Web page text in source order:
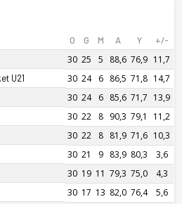
O G M A Y +/-
30 25 5 88,6 76,9 11,7
U21 30 24 6 86,5 71,8 14,7
30 24 6 85,6 71,7 13,9
30 22 8 90,3 79,1 11,2
30 22 8 81,9 71,6 10,3
30 21 9 83,9 80,3 3,6
30 19 11 79,3 75,0 4,3
30 17 13 82,0 76,4 5,6